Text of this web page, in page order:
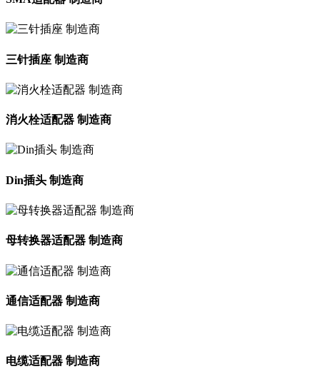
三针插座 制造商
消火栓适配器 制造商
Din插头 制造商
母转换器适配器 制造商
通信适配器 制造商
电缆适配器 制造商